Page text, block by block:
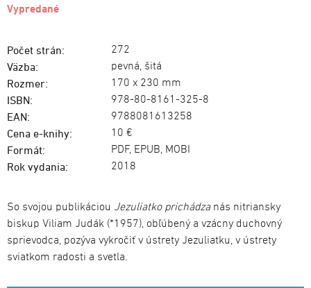
Vypredané
Počet strán: 272
Väzba: pevná, šitá
Rozmer: 170 x 230 mm
ISBN: 978-80-8161-325-8
EAN: 9788081613258
Cena e-knihy: 10 €
Formát: PDF, EPUB, MOBI
Rok vydania: 2018
So svojou publikáciou Jezuliatko prichádzanás nitriansky
biskup Viliam Judák (*1957), obľúbený a vzácny duchovný
sprievodca, pozýva vykročiť v ústrety Jezuliatku, v ústrety
sviatkom radosti a svetla.